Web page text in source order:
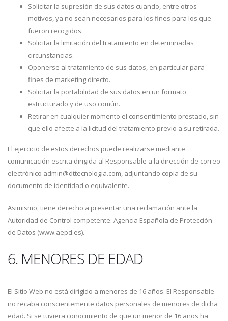
Solicitar la supresión de sus datos cuando, entre otros
motivos, ya no sean necesarios para los fines para los que
fueron recogidos.
Solicitar la limitación del tratamiento en determinadas
circunstancias.
Oponerse al tratamiento de sus datos, en particular para
fines de marketing directo.
Solicitar la portabilidad de sus datos en un formato
estructurado y de uso común.
Retirar en cualquier momento el consentimiento prestado, sin
que ello afecte a la licitud del tratamiento previo a su retirada.
El ejercicio de estos derechos puede realizarse mediante
comunicación escrita dirigida al Responsable a la dirección de correo
electrónico admin@dttecnologia.com, adjuntando copia de su
documento de identidad o equivalente.
Asimismo, tiene derecho a presentar una reclamación ante la
Autoridad de Control competente: Agencia Española de Protección
de Datos (www.aepd.es).
6. MENORES DE EDAD
El Sitio Web no está dirigido a menores de 16 años. El Responsable
no recaba conscientemente datos personales de menores de dicha
edad. Si se tuviera conocimiento de que un menor de 16 años ha